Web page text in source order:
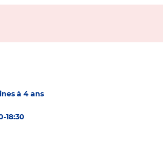
à 4 ans
18:30